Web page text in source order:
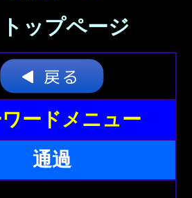
ップページ
ードメニュー
通過